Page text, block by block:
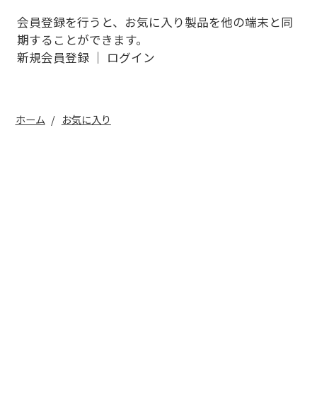
会員登録を行うと、お気に入り製品を他の端末と同
期することができます。
新規会員登録｜ ログイン
ホーム お気に入り